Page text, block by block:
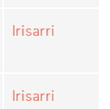
Irisarri
Irisarri